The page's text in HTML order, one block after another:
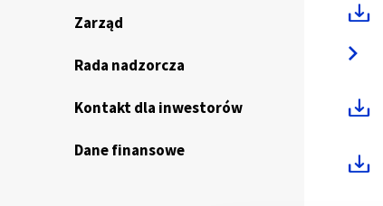
Zarząd
Rada nadzorcza
Kontakt dla inwestorów
Dane finansowe